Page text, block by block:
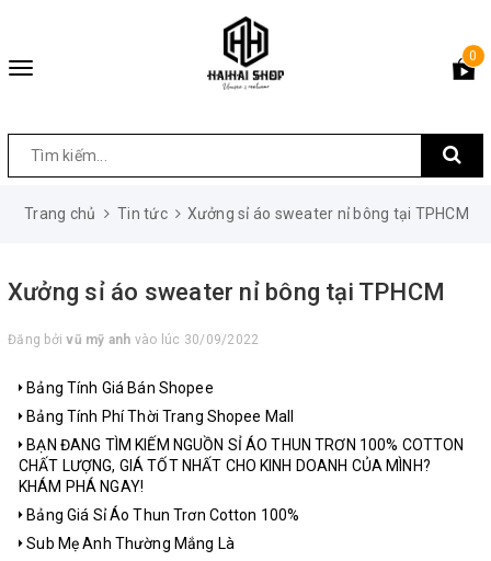
Toggle
0
Trang chủ Tin tức Xưởng sỉ áo sweater nỉ bông tại TPHCM
Xưởng sỉ áo sweater nỉ bông tại TPHCM
Đăng bởivũ mỹ anh vào lúc 30/09/2022
Bảng Tính Giá Bán Shopee
Bảng Tính Phí Thời Trang Shopee Mall
BẠN ĐANG TÌM KIẾM NGUỒN SỈ ÁO THUN TRƠN 100% COTTON
CHẤT LƯỢNG, GIÁ TỐT NHẤT CHO KINH DOANH CỦA MÌNH?
KHÁM PHÁ NGAY!
Bảng Giá Sỉ Áo Thun Trơn Cotton 100%
Sub Mẹ Anh Thường Mắng Là